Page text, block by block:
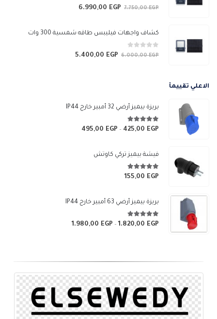
0 من 57.750,00EGP
السعر
هو:
6.990,00 EGP
هو:
كشاف واجهات فيليبس طاقه شمسية 300 وات
0 من 56.000,00EGP
السعر5.400,00 EGP
السعر
الاعلي تقييمآ
بريزة بيميز أرضي 32 أمبير خارج IP44
5.00 من 5
425,00 EGP
–
495,00 EGP
فيشة بيميز تركي كاوتش
5.00 من 5
155,00 EGP
بريزة بيميز أرضي 63 أمبير خارج IP44
5.00 من 5
1.820,00 EGP
–
1.980,00 EGP
نطاق